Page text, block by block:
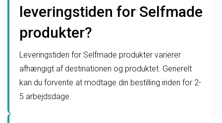
leveringstiden for Selfmade
produkter?
Leveringstiden for Selfmade produkter varierer
afhængigt af destinationen og produktet. Generelt
kan du forvente at modtage din bestilling inden for 2-
5 arbejdsdage.